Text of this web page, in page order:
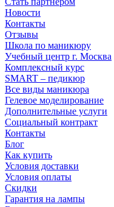
Новости
Контакты
Отзывы
Школа по маникюру
Учебный центр г. Москва
Комплексный курс
SMART – педикюр
Все виды маникюра
Гелевое моделирование
Дополнительные услуги
Социальный контракт
Контакты
Блог
Как купить
Условия доставки
Условия оплаты
Скидки
Гарантия на лампы